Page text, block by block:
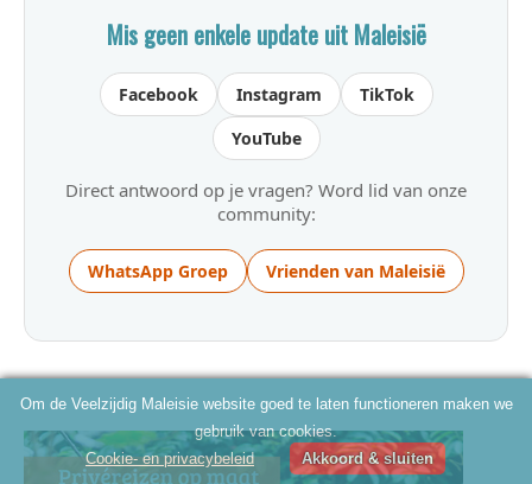
Mis geen enkele update uit Maleisië
Facebook Instagram
TikTok
YouTube
Direct antwoord op je vragen? Word lid van onze
community:
WhatsApp Groep Vrienden van Maleisië
Om de Veelzijdig Maleisie website goed te laten functioneren maken we
gebruik van cookies.
Cookie- en privacybeleid
Akkoord & sluiten